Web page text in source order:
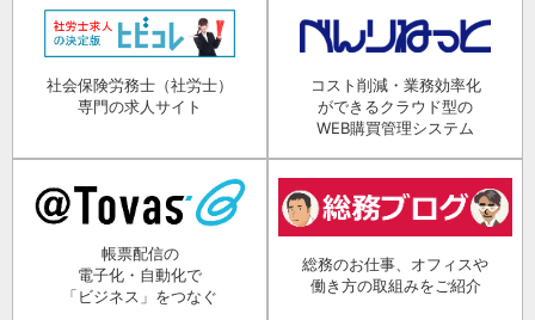
社会保険労務士（社労士）
専門の求人サイト
コスト削減・業務効率化
ができるクラウド型の
WEB購買管理システム
帳票配信の
電子化・自動化で
「ビジネス」をつなぐ
総務のお仕事、オフィスや
働き方の取組みをご紹介